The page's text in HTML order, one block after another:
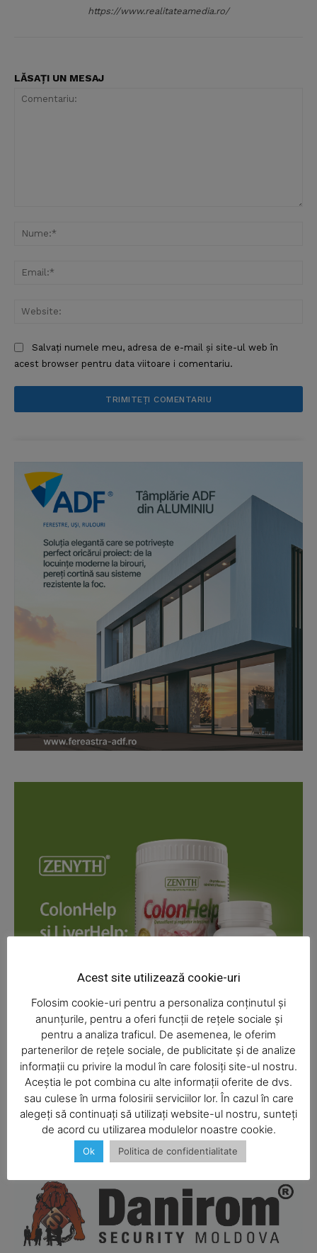
News Week
Magazine PRO
SUBSCRIBE NOW
Company
About
Contact us
Subscription Plans
https://www.realitateamedia.ro/
LĂSAȚI UN MESAJ
Salvați numele meu, adresa de e-mail și site-ul web în
acest browser pentru data viitoare i comentariu.
Acest site utilizează cookie-uri
Folosim cookie-uri pentru a personaliza conținutul și
anunțurile, pentru a oferi funcții de rețele sociale și
pentru a analiza traficul. De asemenea, le oferim
partenerilor de rețele sociale, de publicitate și de analize
informații cu privire la modul în care folosiți site-ul nostru.
Aceștia le pot combina cu alte informații oferite de dvs.
sau culese în urma folosirii serviciilor lor. În cazul în care
alegeți să continuați să utilizați website-ul nostru, sunteți
de acord cu utilizarea modulelor noastre cookie.
Ok Politica de confidentialitate